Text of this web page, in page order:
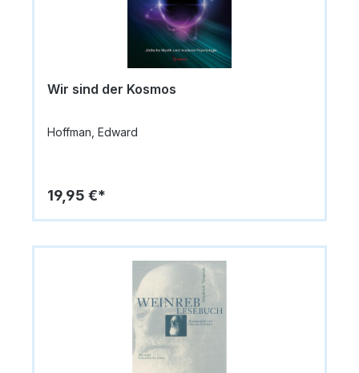
Wir sind der Kosmos
Hoffman, Edward
19,95 €*